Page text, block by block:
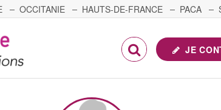
OCCITANIE HAUTS-DE-FRANCE PACA
JE